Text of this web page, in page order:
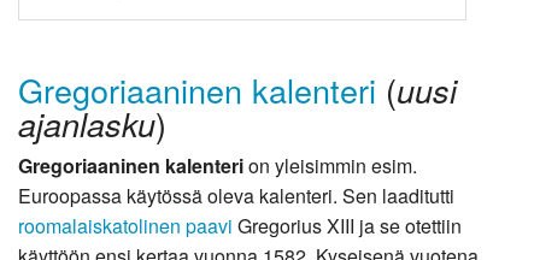
Gregoriaaninen kalenteri (uusi
ajanlasku)
Gregoriaaninen kalenterion yleisimmin esim.
Euroopassa käytössä oleva kalenteri. Sen laaditutti
roomalaiskatolinen paavi Gregorius XIII ja se otettiin